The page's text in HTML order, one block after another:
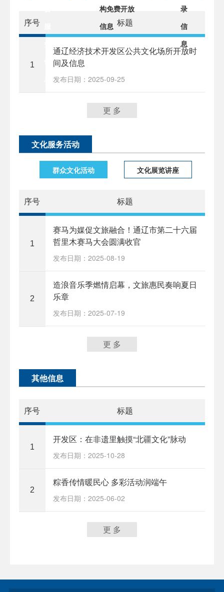
构免费开放
信息
录
信
息
序号 标题
1
通辽经济技术开发区公共文化场所开放时
间及信息
发布日期：2025-09-25
更 多
文化服务活动
群众文化活动 文化展览讲座
序号 标题
1
赛马为媒促文旅融合！通辽市第二十六届
哲里木赛马大会圆满收官
发布日期：2025-08-19
2
造浪音乐季燃情启幕，文旅惠民奏响夏日
乐章
发布日期：2025-07-19
更 多
其他信息
序号 标题
1
开发区：在非遗里触摸“北疆文化”脉动
发布日期：2025-10-28
2
粽香传情暖民心 多彩活动润端午
发布日期：2025-06-02
更 多